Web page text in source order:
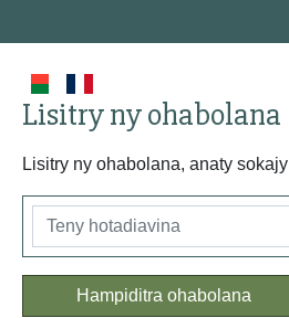
Lisitry ny ohabolana
Lisitry ny ohabolana, anaty sokajy
Hampiditra ohabolana